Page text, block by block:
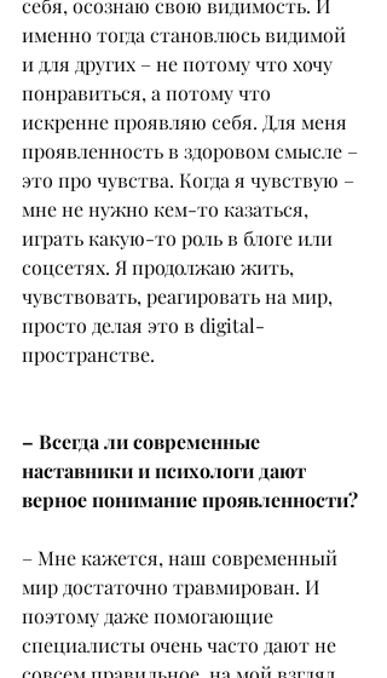
себя, осознаю свою видимость. И
именно тогда становлюсь видимой
и для других – не потому что хочу
понравиться, а потому что
искренне проявляю себя. Для меня
проявленность в здоровом смысле –
это про чувства. Когда я чувствую –
мне не нужно кем-то казаться,
играть какую-то роль в блоге или
соцсетях. Я продолжаю жить,
чувствовать, реагировать на мир,
просто делая это в digital-
пространстве.
– Всегда ли современные
наставники и психологи дают
верное понимание проявленности?
– Мне кажется, наш современный
мир достаточно травмирован. И
поэтому даже помогающие
специалисты очень часто дают не